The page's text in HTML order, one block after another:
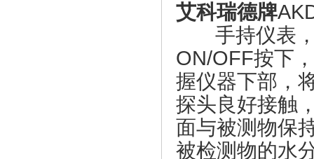
艾科瑞德牌
手持仪表，
ON/OFF按下
握仪器下部，
探头良好接触
面与被测物保
被检测物的水